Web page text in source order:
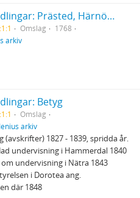
Personliga handlingar: Prästed, Härnösand 1768
Omslag
1768
arkiv
Betyg
Omslag
arkiv
(avskrifter) 1827 - 1839, spridda år.
undervisning i Hammerdal 1840
undervisning i Nätra 1843
i Dorotea ang.
där 1848